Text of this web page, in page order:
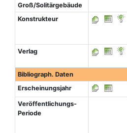
Groß/Solitärgebäude
Konstrukteur
Verlag
Bibliograph. Daten
Erscheinungsjahr
Veröffentlichungs-
Periode